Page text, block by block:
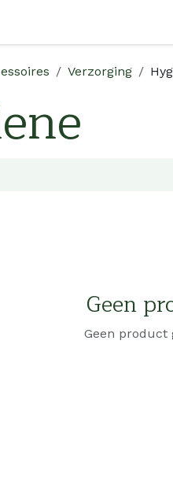
Verzorging
Geen
Geen product